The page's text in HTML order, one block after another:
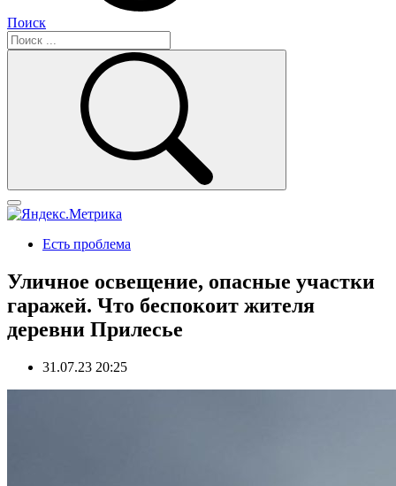
Поиск
Есть проблема
Уличное освещение, опасные участки
гаражей. Что беспокоит жителя
деревни Прилесье
31.07.23 20:25